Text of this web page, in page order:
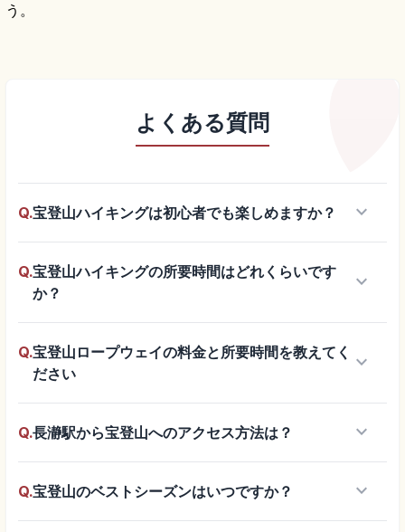
う。
よくある質問
Q.宝登山ハイキングは初心者でも楽しめますか？ keyboard_arrow_down
Q.宝登山ハイキングの所要時間はどれくらいです
か？
keyboard_arrow_down
Q.宝登山ロープウェイの料金と所要時間を教えてく
ださい
keyboard_arrow_down
Q.長瀞駅から宝登山へのアクセス方法は？ keyboard_arrow_down
Q.宝登山のベストシーズンはいつですか？ keyboard_arrow_down